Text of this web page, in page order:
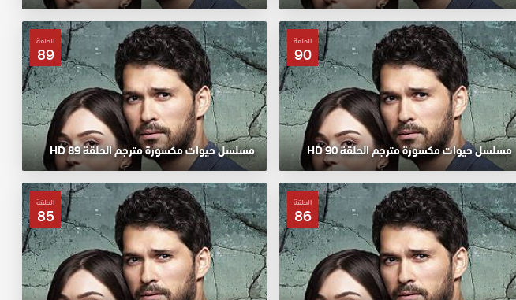
الحلقة
90
مسلسل حيوات مكسورة مترجم الحلقة 90 HD
الحلقة
89
مسلسل حيوات مكسورة مترجم الحلقة 89 HD
الحلقة
86
الحلقة
85